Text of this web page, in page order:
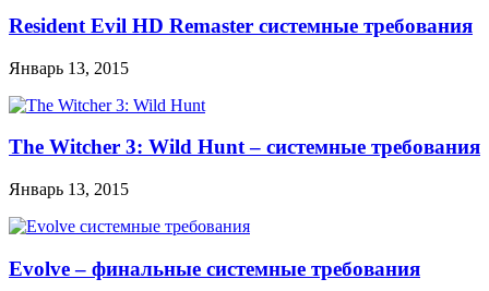
Resident Evil HD Remaster системные требования
Январь 13, 2015
The Witcher 3: Wild Hunt – системные требования
Январь 13, 2015
Evolve – финальные системные требования